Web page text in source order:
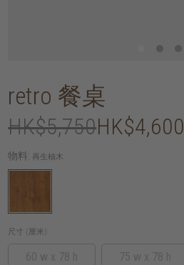
retro 餐桌
HK$5,750HK$4,600
物料: 再生柚木
尺寸 (厘米):